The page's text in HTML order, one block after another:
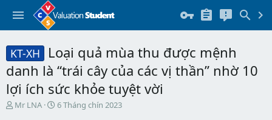
KT-XH
Loại quả mùa thu được mệnh
danh là “trái cây của các vị thần” nhờ 10
lợi ích sức khỏe tuyệt vời
T
Mr LNA
N
6 Tháng chín 2023